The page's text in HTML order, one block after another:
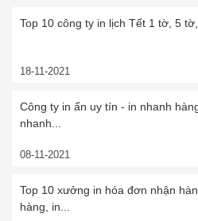
Top 10 công ty in lịch Tết 1 tờ, 5 tờ,
18-11-2021
Công ty in ấn uy tín - in nhanh
nhanh...
08-11-2021
Top 10 xưởng in hóa đơn nhận
hàng, in...